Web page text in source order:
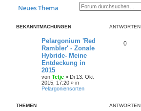
Neues Thema Suche
Erweiterte Suche
BEKANNTMACHUNGEN ANTWORTEN
Pelargonium 'Red
Rambler' - Zonale
Hybride- Meine
Entdeckung in
2015
von Tetje » Di 13. Okt
2015, 17:20 » in
Pelargoniensorten
0
THEMEN ANTWORTEN